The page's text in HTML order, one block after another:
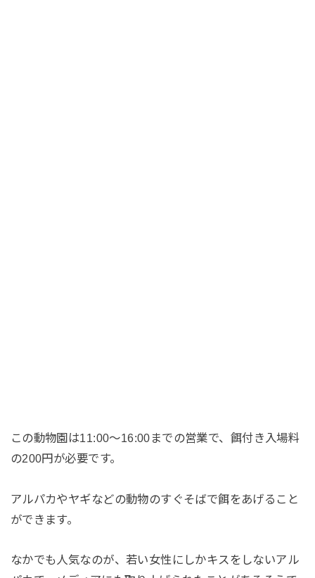
この動物園は11:00〜16:00までの営業で、餌付き入場料
の200円が必要です。
アルパカやヤギなどの動物のすぐそばで餌をあげること
ができます。
なかでも人気なのが、若い女性にしかキスをしないアル